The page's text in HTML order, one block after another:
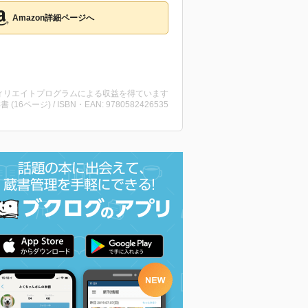
Amazon詳細ページへ
リエイトプログラムによる収益を得ています
(16ページ) / ISBN・EAN: 9780582426535